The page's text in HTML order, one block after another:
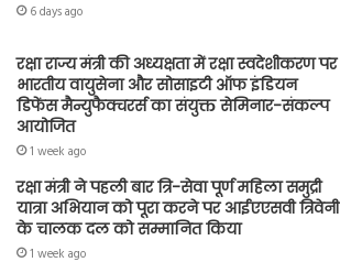
6 days ago
रक्षा राज्य मंत्री की अध्यक्षता में रक्षा स्वदेशीकरण पर
भारतीय वायुसेना और सोसाइटी ऑफ इंडियन
डिफेंस मैन्युफैक्चरर्स का संयुक्त सेमिनार-संकल्प
आयोजित
1 week ago
रक्षा मंत्री ने पहली बार त्रि-सेवा पूर्ण महिला समुद्री
यात्रा अभियान को पूरा करने पर आईएएसवी त्रिवेनी
के चालक दल को सम्मानित किया
1 week ago